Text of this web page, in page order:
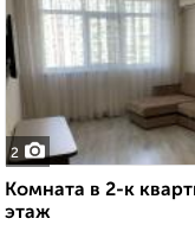
2
Комната в 2-к
этаж